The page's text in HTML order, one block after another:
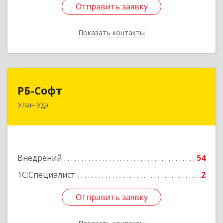
Отправить заявку
Показать контакты
Отправить заявку
Назад
РБ-Софт
Улан-Удэ
Внедрений
54
1С:Специалист
2
Отправить заявку
670000, Бурятия Респ, Улан-Удэ г, Балтахинова
Отправить заявку